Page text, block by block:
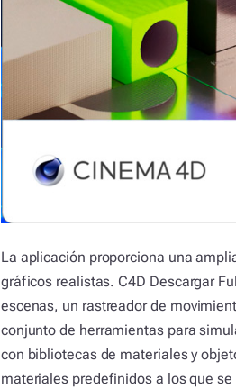
La aplicación proporciona una
gráficos realistas. C4D Descargar
escenas, un rastreador de
conjunto de herramientas para
con bibliotecas de materiales y
materiales predefinidos a los que